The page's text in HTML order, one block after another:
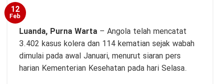
12
Feb
Luanda, Purna Warta – Angola telah mencatat
3.402 kasus kolera dan 114 kematian sejak wabah
dimulai pada awal Januari, menurut siaran pers
harian Kementerian Kesehatan pada hari Selasa.